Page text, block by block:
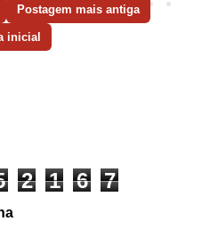
Postagem mais antiga
inicial
2 1 6 7